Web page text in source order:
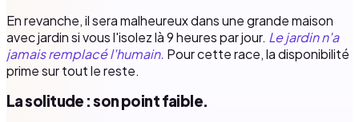
En revanche, il sera malheureux dans une grande maison
avec jardin si vous l'isolez là 9 heures par jour. Le jardin n'a
jamais remplacé l'humain. Pour cette race, la disponibilité
prime sur tout le reste.
La solitude : son point faible.